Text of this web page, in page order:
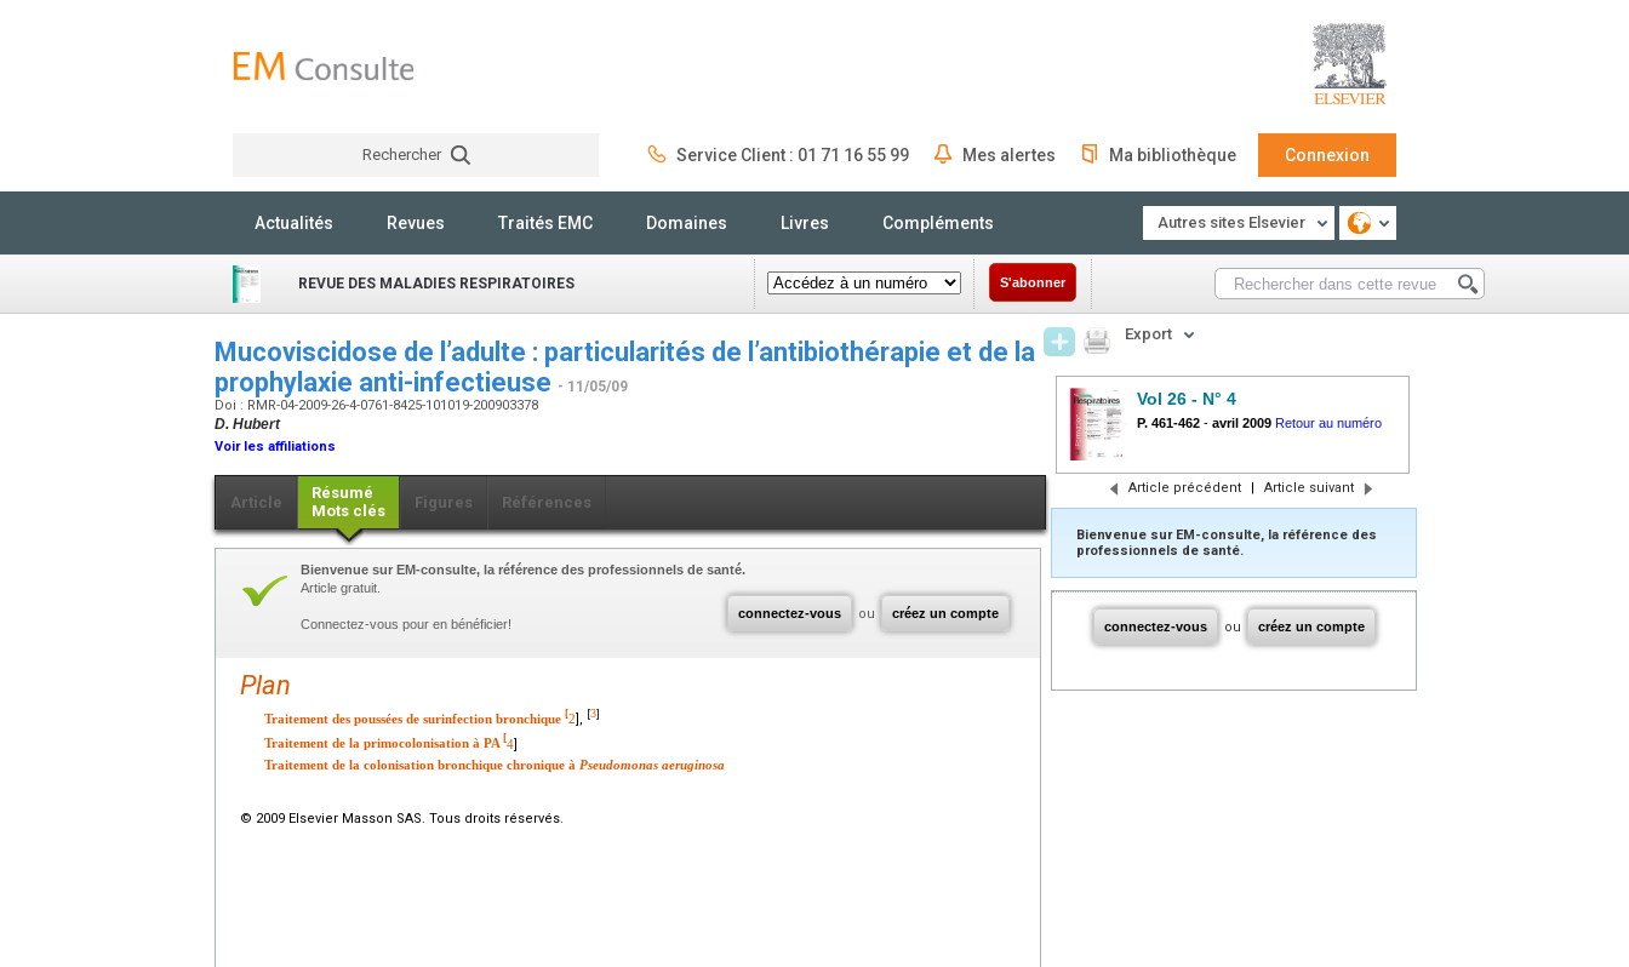
Rechercher Service Client : 01 71 16 55 99 Mes alertes Ma bibliothèque Connexion
Actualités Revues Traités EMC Domaines Livres Compléments Autres sites Elsevier
REVUE DES MALADIES RESPIRATOIRES S'abonner
Mucoviscidose de l’adulte : particularités de l’antibiothérapie et de la
prophylaxie anti-infectieuse - 11/05/09
Doi : RMR-04-2009-26-4-0761-8425-101019-200903378
D. Hubert
Voir les affiliations
Article
Résumé
Mots clés
Figures Références
connectez-vous ou créez un compte
Bienvenue sur EM-consulte, la référence des professionnels de santé.
Article gratuit.
Connectez-vous pour en bénéficier!
Plan
Traitement des poussées de surinfection bronchique [2], [3]
Traitement de la primocolonisation à PA 4]
Traitement de la colonisation bronchique chronique à Pseudomonas aeruginosa
© 2009 Elsevier Masson SAS. Tous droits réservés.
Export
Vol 26 - N° 4
P. 461-462 - avril 2009 Retour au numéro
Article précédent | Article suivant
Bienvenue sur EM-consulte, la référence des
professionnels de santé.
connectez-vous ou créez un compte